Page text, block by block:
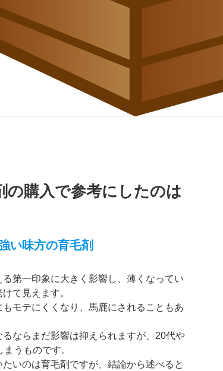
の購入で参考にしたのは
い味方の育毛剤
第一印象に大きく影響し、薄くなってい
て見えます。
モテにくくなり、馬鹿にされることもあ
ならまだ影響は抑えられますが、20代や
うものです。
いのは育毛剤ですが、結論から述べると